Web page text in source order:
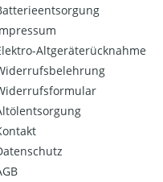
Altgeräterücknahme